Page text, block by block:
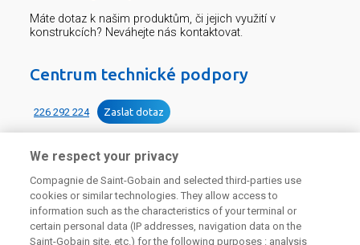
Máte dotaz k našim produktům, či jejich využití v
konstrukcích? Neváhejte nás kontaktovat.
Centrum technické podpory
226 292 224 Zaslat dotaz
Odebírejte náš newsletter
We respect your privacy
Compagnie de Saint-Gobain and selected third-parties use
cookies or similar technologies. They allow access to
information such as the characteristics of your terminal or
certain personal data (IP addresses, navigation data on the
Saint-Gobain site, etc.) for the following purposes : analysis